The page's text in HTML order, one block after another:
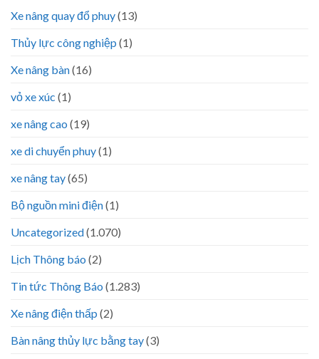
Xe nâng quay đổ phuy(13)
Thủy lực công nghiệp (1)
Xe nâng bàn(16)
vỏ xe xúc (1)
xe nâng cao (19)
xe di chuyển phuy(1)
xe nâng tay(65)
Bộ nguồn mini điện(1)
Uncategorized(1.070)
Lịch Thông báo (2)
Tin tức Thông Báo (1.283)
Xe nâng điện thấp (2)
Bàn nâng thủy lực bằng tay(3)